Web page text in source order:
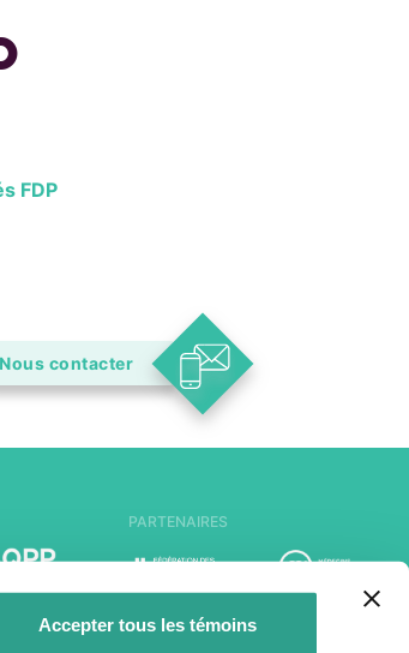
Accepter tous les témoins
FDP
Nous contacter
PARTENAIRES